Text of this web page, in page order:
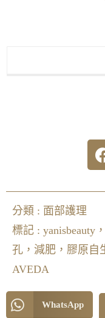
分類 : 面部護理
標記 : yanisbeauty
孔，減肥，膠原自
AVEDA
WhatsApp